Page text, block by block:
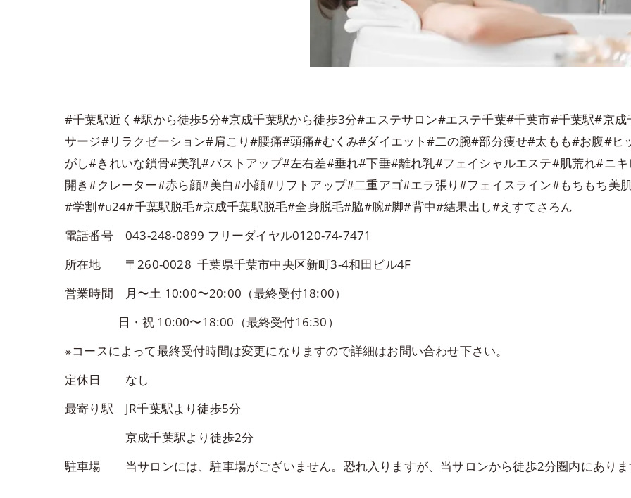
#千葉駅近く#駅から徒歩5分#京成千葉駅から徒歩3分#エステサロン#エステ千葉#千葉市#千葉駅#京
サージ#リラクゼーション#肩こり#腰痛#頭痛#むくみ#ダイエット#二の腕#部分痩せ#太もも#お腹#ヒ
がし#きれいな鎖骨#美乳#バストアップ#左右差#垂れ#下垂#離れ乳#フェイシャルエステ#肌荒れ#ニ
開き#クレーター#赤ら顔#美白#小顔#リフトアップ#二重アゴ#エラ張り#フェイスライン#もちもち美
#学割#u24#千葉駅脱毛#京成千葉駅脱毛#全身脱毛#脇#腕#脚#背中#結果出し#えすてさろん
電話番号 043-248-0899 フリーダイヤル0120-74-7471
所在地 〒260-0028 千葉県千葉市中央区新町3-4和田ビル4F
営業時間 月〜土 10:00〜20:00（最終受付18:00）
日・祝 10:00〜18:00（最終受付16:30）
※コースによって最終受付時間は変更になりますので詳細はお問い合わせ下さい。
定休日 なし
最寄り駅 JR千葉駅より徒歩5分
京成千葉駅より徒歩2分
駐車場 当サロンには、駐車場がございません。恐れ入りますが、当サロンから徒歩2分圏内にありま